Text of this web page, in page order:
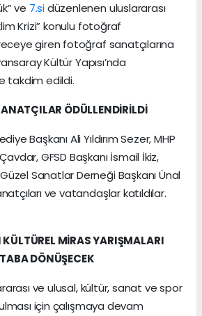
ve 7.sidüzenlenen uluslararası
Krizi” konulu fotoğraf
giren fotoğraf sanatçılarına
Kültür Yapısı’nda
takdim edildi.
ÖDÜLLENDİRİLDİ
Başkanı Ali Yıldırım Sezer, MHP
GFSD Başkanı İsmail İkiz,
Sanatlar Derneği Başkanı Ünal
ve vatandaşlar katıldılar.
MİRAS YARIŞMALARI
DÖNÜŞECEK
ve ulusal, kültür, sanat ve spor
için çalışmaya devam